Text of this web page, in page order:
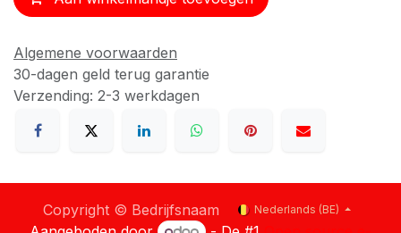
Algemene voorwaarden
30-dagen geld terug garantie
Verzending: 2-3 werkdagen
Copyright © Bedrijfsnaam Nederlands (BE)